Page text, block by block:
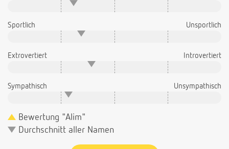
Sportlich Unsportlich
Extrovertiert Introvertiert
Sympathisch Unsympathisch
Bewertung "Alim"
Durchschnitt aller Namen